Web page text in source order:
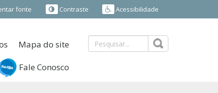
fonte Contraste Acessibilidade
Mapa do site
Fale Conosco